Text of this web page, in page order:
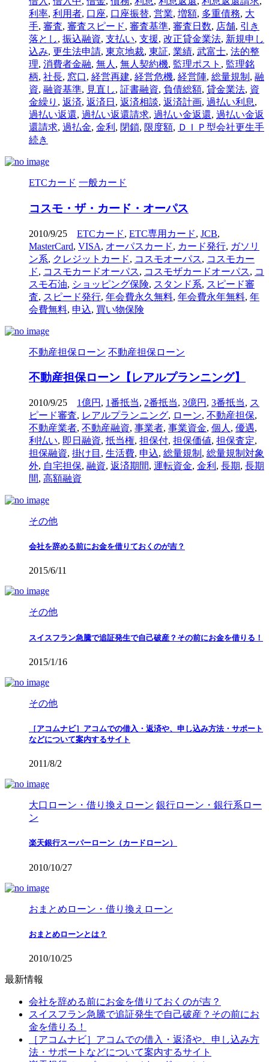
利率, 利用者, 口座, 口座振替, 営業, 増額, 多重債務, 大
手, 審査, 審査スピード, 審査基準, 審査日数, 店舗, 引き
落とし, 振込融資, 支払い, 支援, 改正貸金業法, 新規申し
込み, 更生法申請, 東京地裁, 東証, 業績, 武富士, 法的整
理, 消費者金融, 無人 , 無人契約機, 監理ポスト , 監理銘
柄, 社長, 窓口, 経営再建, 経営危機, 経営陣, 総量規制 , 融
資, 融資基準, 見直し, 証書融資, 負債総額, 貸金業法, 資
金繰り , 返済, 返済日 , 返済相談, 返済計画, 過払い利息,
過払い返還, 過払い返還請求, 過払い金返還, 過払い金返
還請求, 過払金, 金利 , 閉鎖, 限度額, ＤＩＰ型会社更生手
続き
ETCカード 一般カード
コスモ・ザ・カード・オーパス
2010/9/25 ETCカード, ETC専用カード, JCB,
MasterCard, VISA, オーパスカード, カード発行, ガソリ
ン系, クレジットカード, コスモオーパス, コスモカー
ド, コスモカードオーパス, コスモザカードオーパス, コ
スモ石油, ショッピング保険, スタンド系, スピード審
査, スピード発行, 年会費永久無料, 年会費永年無料, 年
会費無料, 申込, 買い物保険
不動産担保ローン 不動産担保ローン
不動産担保ローン【レアルプランニング】
2010/9/25 1億円 , 1番抵当, 2番抵当, 3億円 , 3番抵当, ス
ピード審査, レアルプランニング, ローン, 不動産担保,
不動産業者, 不動産融資, 事業者, 事業資金, 個人 , 優遇,
利払い, 即日融資, 抵当権, 担保付, 担保価値, 担保査定,
担保融資, 掛け目 , 生活費, 申込, 総量規制 , 総量規制対象
外, 自宅担保, 融資, 返済期間, 運転資金, 金利 , 長期, 長期
間, 高額融資
その他
会社を辞める前にお金を借りておくのが吉？
2015/6/11
その他
スイスフラン急騰で追証発生で自己破産？その前にお金を借りる！
2015/1/16
その他
［アコムナビ］アコムでの借入・返済や、申し込み方法・サポート
などについて案内するサイト
2011/8/2
大口ローン・借り換えローン 銀行ローン・銀行系ロー
ン
楽天銀行スーパーローン（カードローン）
2010/10/27
おまとめローン・借り換えローン
おまとめローンとは？
2010/10/25
最新情報
会社を辞める前にお金を借りておくのが吉？
スイスフラン急騰で追証発生で自己破産？その前にお
金を借りる！
［アコムナビ］アコムでの借入・返済や、申し込み方
法・サポートなどについて案内するサイト